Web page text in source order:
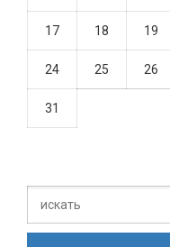
17 18 19
24 25 26
31